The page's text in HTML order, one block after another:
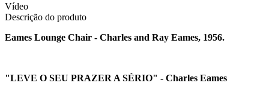
Vídeo
Descrição do produto
Eames Lounge Chair - Charles and Ray Eames, 1956.
"LEVE O SEU PRAZER A SÉRIO" - Charles Eames